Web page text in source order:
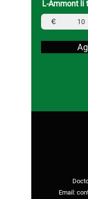
L-Ammont li
€
Email: